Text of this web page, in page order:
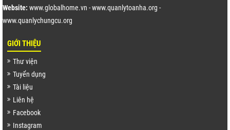
Website: www.globalhome.vn -www.quanlytoanha.org -
www.quanlychungcu.org
GIỚI THIỆU
Thư viện
Tuyển dụng
Tài liệu
Liên hệ
Facebook
Instagram